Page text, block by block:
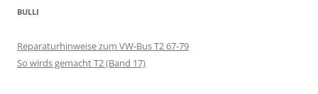
BULLI
Reparaturhinweise zum VW-Bus T2 67-79
So wirds gemacht T2 (Band 17)